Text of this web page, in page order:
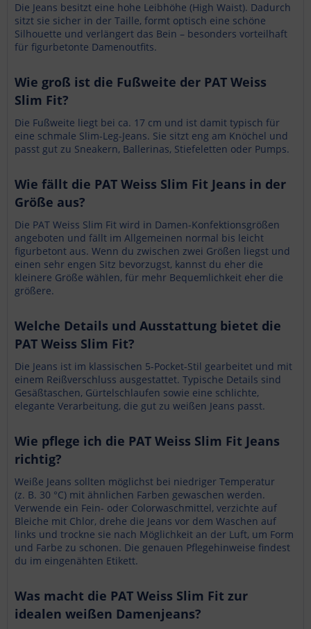
Die Jeans besitzt eine hohe Leibhöhe (High Waist). Dadurch
sitzt sie sicher in der Taille, formt optisch eine schöne
Silhouette und verlängert das Bein – besonders vorteilhaft
für figurbetonte Damenoutfits.
Wie groß ist die Fußweite der PAT Weiss
Slim Fit?
Die Fußweite liegt bei ca. 17 cm und ist damit typisch für
eine schmale Slim-Leg-Jeans. Sie sitzt eng am Knöchel und
passt gut zu Sneakern, Ballerinas, Stiefeletten oder Pumps.
Wie fällt die PAT Weiss Slim Fit Jeans in der
Größe aus?
Die PAT Weiss Slim Fit wird in Damen-Konfektionsgrößen
angeboten und fällt im Allgemeinen normal bis leicht
figurbetont aus. Wenn du zwischen zwei Größen liegst und
einen sehr engen Sitz bevorzugst, kannst du eher die
kleinere Größe wählen, für mehr Bequemlichkeit eher die
größere.
Welche Details und Ausstattung bietet die
PAT Weiss Slim Fit?
Die Jeans ist im klassischen 5-Pocket-Stil gearbeitet und mit
einem Reißverschluss ausgestattet. Typische Details sind
Gesäßtaschen, Gürtelschlaufen sowie eine schlichte,
elegante Verarbeitung, die gut zu weißen Jeans passt.
Wie pflege ich die PAT Weiss Slim Fit Jeans
richtig?
Weiße Jeans sollten möglichst bei niedriger Temperatur
(z. B. 30 °C) mit ähnlichen Farben gewaschen werden.
Verwende ein Fein- oder Colorwaschmittel, verzichte auf
Bleiche mit Chlor, drehe die Jeans vor dem Waschen auf
links und trockne sie nach Möglichkeit an der Luft, um Form
und Farbe zu schonen. Die genauen Pflegehinweise findest
du im eingenähten Etikett.
Was macht die PAT Weiss Slim Fit zur
idealen weißen Damenjeans?